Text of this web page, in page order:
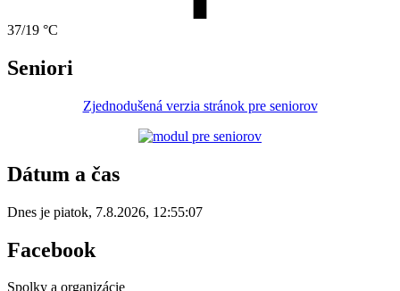
37/19 °C
Seniori
Zjednodušená verzia stránok pre seniorov
Dátum a čas
Dnes je piatok, 7.8.2026, 12:55:07
Facebook
Spolky a organizácie